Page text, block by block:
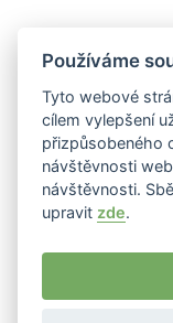
Používáme
Tyto webové
cílem vylepšení
přizpůsobeného
návštěvnosti
návštěvnosti.
upravit zde.